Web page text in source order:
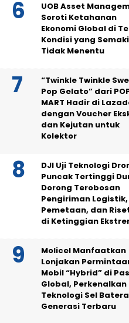
UOB Asset
Soroti Ketahanan
Ekonomi Global di
Kondisi yang
Tidak Menentu
“Twinkle Twinkle
Pop Gelato” dari
MART Hadir di
dengan Voucher
dan Kejutan untuk
Kolektor
DJI Uji Teknologi
Puncak Tertinggi
Dorong Terobosan
Pengiriman Logistik,
Pemetaan, dan
di Ketinggian
Molicel Manfaatkan
Lonjakan
Mobil “Hybrid” di
Global, Perkenalkan
Teknologi Sel
Generasi Terbaru